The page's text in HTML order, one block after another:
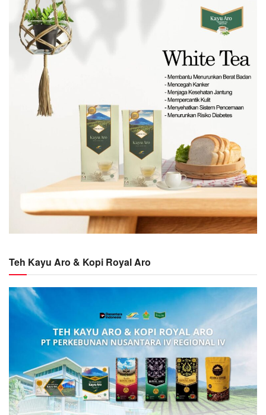
Teh Kayu Aro & Kopi Royal Aro